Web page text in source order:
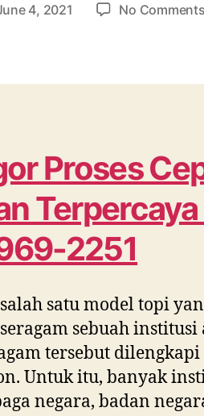
4, 2021 No Comments
Proses
2251
satu model topi
sebuah institusi
tersebut dilengkapi
Untuk itu, banyak
negara, badan